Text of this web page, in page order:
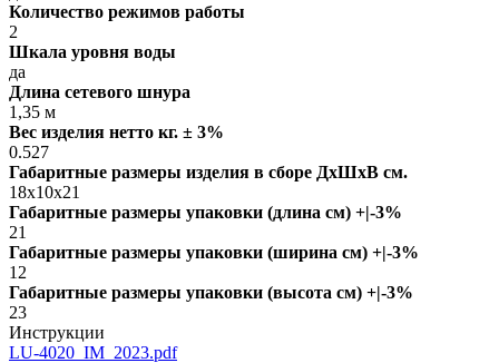
Количество режимов работы
2
Шкала уровня воды
да
Длина сетевого шнура
1,35 м
Вес изделия нетто кг. ± 3%
0.527
Габаритные размеры изделия в сборе ДxШxВ см.
18x10x21
Габаритные размеры упаковки (длина см) +|-3%
21
Габаритные размеры упаковки (ширина см) +|-3%
12
Габаритные размеры упаковки (высота см) +|-3%
23
Инструкции
LU-4020_IM_2023.pdf